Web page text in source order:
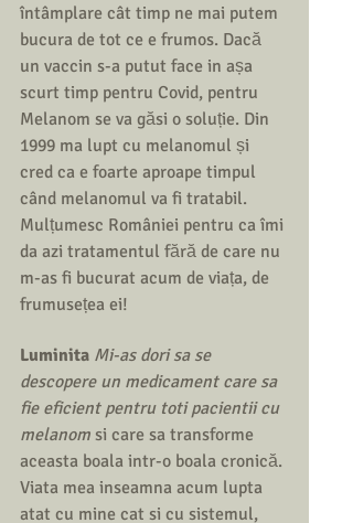
întâmplare cât timp ne mai putem
bucura de tot ce e frumos. Dacă
un vaccin s-a putut face in așa
scurt timp pentru Covid, pentru
Melanom se va găsi o soluție. Din
1999 ma lupt cu melanomul și
cred ca e foarte aproape timpul
când melanomul va fi tratabil.
Mulțumesc României pentru ca îmi
da azi tratamentul fără de care nu
m-as fi bucurat acum de viața, de
frumusețea ei!
Luminita Mi-as dori sa se
descopere un medicament care sa
fie eficient pentru toti pacientii cu
melanom si care sa transforme
aceasta boala intr-o boala cronică.
Viata mea inseamna acum lupta
atat cu mine cat si cu sistemul,